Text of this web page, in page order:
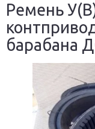
Ремень
барабана